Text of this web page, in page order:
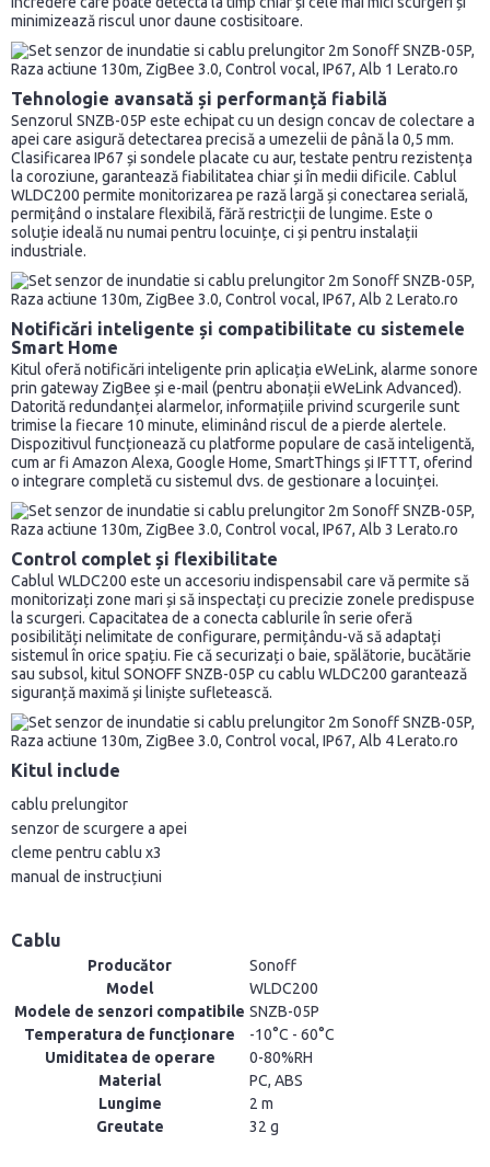
minimizează riscul unor daune costisitoare.
Tehnologie avansată și performanță fiabilă
Senzorul SNZB-05P este echipat cu un design concav de colectare a
apei care asigură detectarea precisă a umezelii de până la 0,5 mm.
Clasificarea IP67 și sondele placate cu aur, testate pentru rezistența
la coroziune, garantează fiabilitatea chiar și în medii dificile. Cablul
WLDC200 permite monitorizarea pe rază largă și conectarea serială,
permițând o instalare flexibilă, fără restricții de lungime. Este o
soluție ideală nu numai pentru locuințe, ci și pentru instalații
industriale.
Notificări inteligente și compatibilitate cu sistemele
Smart Home
Kitul oferă notificări inteligente prin aplicația eWeLink, alarme sonore
prin gateway ZigBee și e-mail (pentru abonații eWeLink Advanced).
Datorită redundanței alarmelor, informațiile privind scurgerile sunt
trimise la fiecare 10 minute, eliminând riscul de a pierde alertele.
Dispozitivul funcționează cu platforme populare de casă inteligentă,
cum ar fi Amazon Alexa, Google Home, SmartThings și IFTTT, oferind
o integrare completă cu sistemul dvs. de gestionare a locuinței.
Control complet și flexibilitate
Cablul WLDC200 este un accesoriu indispensabil care vă permite să
monitorizați zone mari și să inspectați cu precizie zonele predispuse
la scurgeri. Capacitatea de a conecta cablurile în serie oferă
posibilități nelimitate de configurare, permițându-vă să adaptați
sistemul în orice spațiu. Fie că securizați o baie, spălătorie, bucătărie
sau subsol, kitul SONOFF SNZB-05P cu cablu WLDC200 garantează
siguranță maximă și liniște sufletească.
Kitul include
cablu prelungitor
senzor de scurgere a apei
cleme pentru cablu x3
manual de instrucțiuni
Cablu
Producător
Sonoff
Model
WLDC200
Modele de senzori compatibile SNZB-05P
Temperatura de funcționare
-10°C - 60°C
Umiditatea de operare
0-80%RH
Material
PC, ABS
Lungime
2 m
Greutate
32 g